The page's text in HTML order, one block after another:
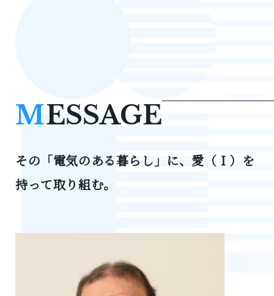
MESSAGE
その「電気のある暮らし」に、愛（Ｉ）を
持って取り組む。